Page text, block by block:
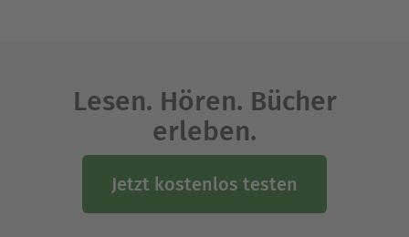
Lesen. Hören. Bücher
erleben.
Jetzt kostenlos testen